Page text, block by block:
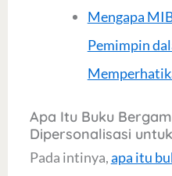
Mengapa
Pemimpin
Apa Itu Buku
Dipersonalisasi
Pada intinya,apa itu